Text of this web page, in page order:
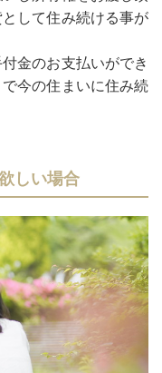
して住み続ける事が
金のお支払いができ
今の住まいに住み続
しい場合